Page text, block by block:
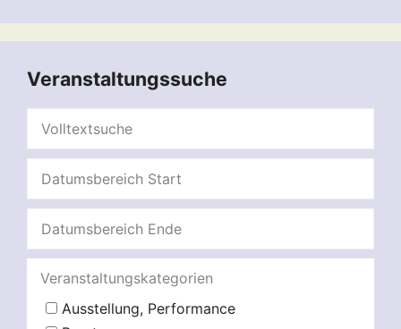
Veranstaltungssuche
Veranstaltungskategorien
Ausstellung, Performance